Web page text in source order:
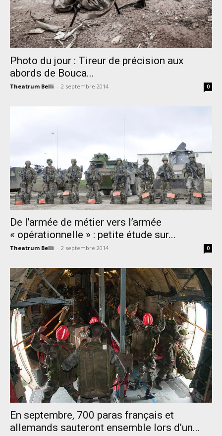
Photo du jour : Tireur de précision aux
abords de Bouca...
Theatrum Belli - 2 septembre 2014 0
De l’armée de métier vers l’armée
« opérationnelle » : petite étude sur...
Theatrum Belli - 2 septembre 2014 0
En septembre, 700 paras français et
allemands sauteront ensemble lors d’un...